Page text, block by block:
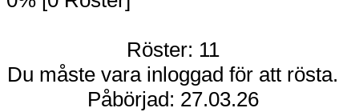
Röster: 11
Du måste vara inloggad för att rösta.
Påbörjad: 27.03.26